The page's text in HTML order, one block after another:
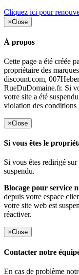
Cliquez ici pour
×Close
À propos
Cette page a été créée
propriétaire des
discount.com,
RueDuDomaine.fr. Si
votre site a été
violation des conditions
×Close
Si vous êtes le
Si vous êtes redirigé sur
suspendu.
Blocage pour service
depuis votre espace
votre site web est
réactiver.
×Close
Contacter notre
En cas de problème